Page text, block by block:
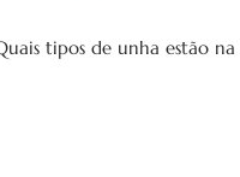
tipos de unha estão na